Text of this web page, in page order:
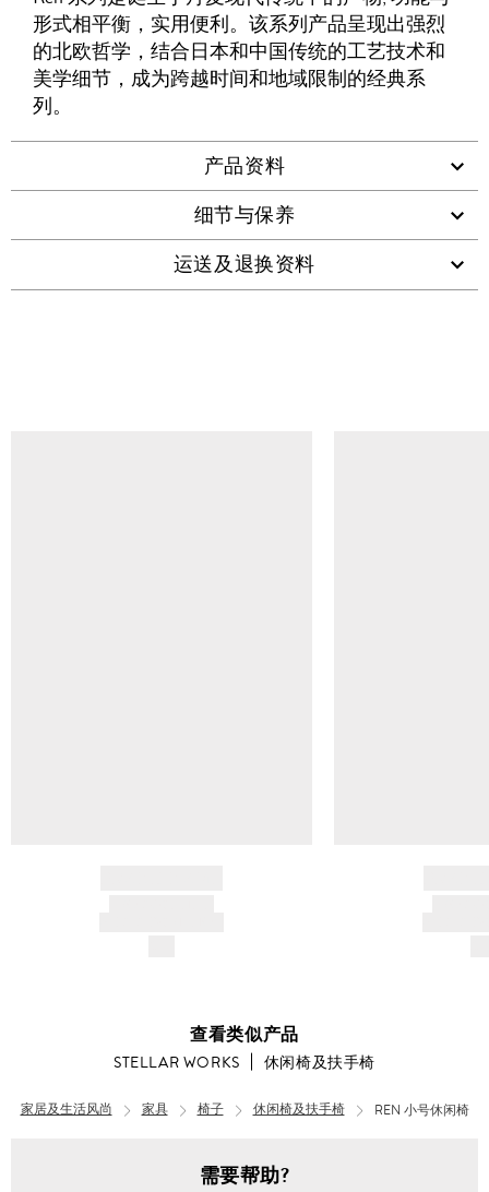
WHATSAPP
维
码
形式相平衡，实用便利。该系列产品呈现出强烈
的北欧哲学，结合日本和中国传统的工艺技术和
美学细节，成为跨越时间和地域限制的经典系
列。
产品资料
细节与保养
运送及退换资料
查看类似产品
STELLAR WORKS 休闲椅及扶手椅
家居及生活风尚 家具 椅子 休闲椅及扶手椅 REN 小号休闲椅
需要帮助?